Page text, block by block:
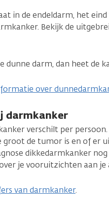
in de endeldarm, het eind
Bekijk de
dunne darm, dan heet de
over
darmkanker
verschilt per
groot de tumor is en of er
dikkedarmkanker nog
je vooruitzichten aan je
van darmkanker.